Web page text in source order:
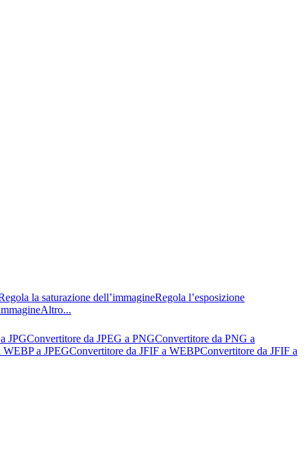
la saturazione dell’immagineRegola l’esposizione
Altro...
JPGConvertitore da JPEG a PNGConvertitore da PNG a
a JPEGConvertitore da JFIF a WEBPConvertitore da JFIF a